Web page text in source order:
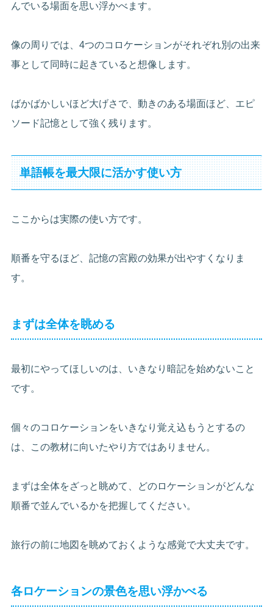
んでいる場面を思い浮かべます。
像の周りでは、4つのコロケーションがそれぞれ別の出来
事として同時に起きていると想像します。
ばかばかしいほど大げさで、動きのある場面ほど、エピ
ソード記憶として強く残ります。
単語帳を最大限に活かす使い方
ここからは実際の使い方です。
順番を守るほど、記憶の宮殿の効果が出やすくなりま
す。
まずは全体を眺める
最初にやってほしいのは、いきなり暗記を始めないこと
です。
個々のコロケーションをいきなり覚え込もうとするの
は、この教材に向いたやり方ではありません。
まずは全体をざっと眺めて、どのロケーションがどんな
順番で並んでいるかを把握してください。
旅行の前に地図を眺めておくような感覚で大丈夫です。
各ロケーションの景色を思い浮かべる